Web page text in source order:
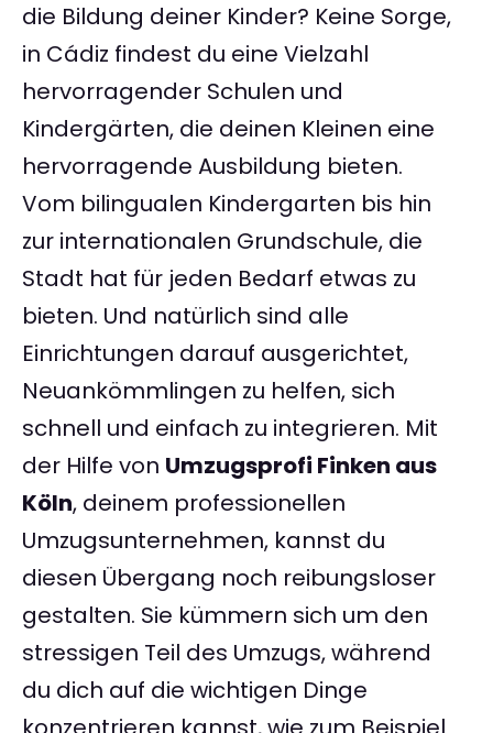
die Bildung deiner Kinder? Keine Sorge,
in Cádiz findest du eine Vielzahl
hervorragender Schulen und
Kindergärten, die deinen Kleinen eine
hervorragende Ausbildung bieten.
Vom bilingualen Kindergarten bis hin
zur internationalen Grundschule, die
Stadt hat für jeden Bedarf etwas zu
bieten. Und natürlich sind alle
Einrichtungen darauf ausgerichtet,
Neuankömmlingen zu helfen, sich
schnell und einfach zu integrieren. Mit
der Hilfe von Umzugsprofi Finken aus
Köln, deinem professionellen
Umzugsunternehmen, kannst du
diesen Übergang noch reibungsloser
gestalten. Sie kümmern sich um den
stressigen Teil des Umzugs, während
du dich auf die wichtigen Dinge